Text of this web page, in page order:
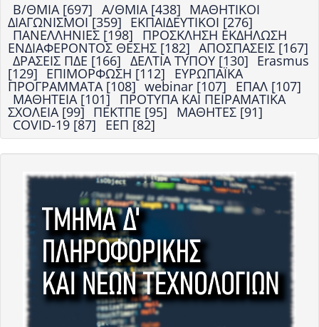
Β/ΘΜΙΑ [697] Α/ΘΜΙΑ [438] ΜΑΘΗΤΙΚΟΙ
ΔΙΑΓΩΝΙΣΜΟΙ [359] ΕΚΠΑΙΔΕΥΤΙΚΟΙ [276]
ΠΑΝΕΛΛΗΝΙΕΣ [198] ΠΡΟΣΚΛΗΣΗ ΕΚΔΗΛΩΣΗ
ΕΝΔΙΑΦΕΡΟΝΤΟΣ ΘΕΣΗΣ [182] ΑΠΟΣΠΑΣΕΙΣ [167]
ΔΡΑΣΕΙΣ ΠΔΕ [166] ΔΕΛΤΙΑ ΤΥΠΟΥ [130] Erasmus
[129] ΕΠΙΜΟΡΦΩΣΗ [112] ΕΥΡΩΠΑΪΚΑ
ΠΡΟΓΡΑΜΜΑΤΑ [108] webinar [107] ΕΠΑΛ [107]
ΜΑΘΗΤΕΙΑ [101] ΠΡΟΤΥΠΑ ΚΑΙ ΠΕΙΡΑΜΑΤΙΚΑ
ΣΧΟΛΕΙΑ [99] ΠΕΚΤΠΕ [95] ΜΑΘΗΤΕΣ [91]
COVID-19 [87] ΕΕΠ [82]